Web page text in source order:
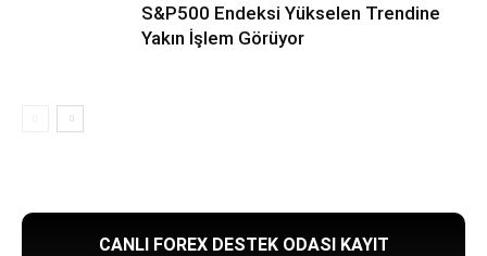
S&P500 Endeksi Yükselen Trendine
Yakın İşlem Görüyor
CANLI FOREX DESTEK ODASI KAYIT